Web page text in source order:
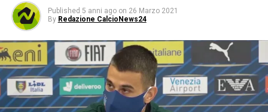
Published 5 anni ago on 26 Marzo 2021
By Redazione CalcioNews24